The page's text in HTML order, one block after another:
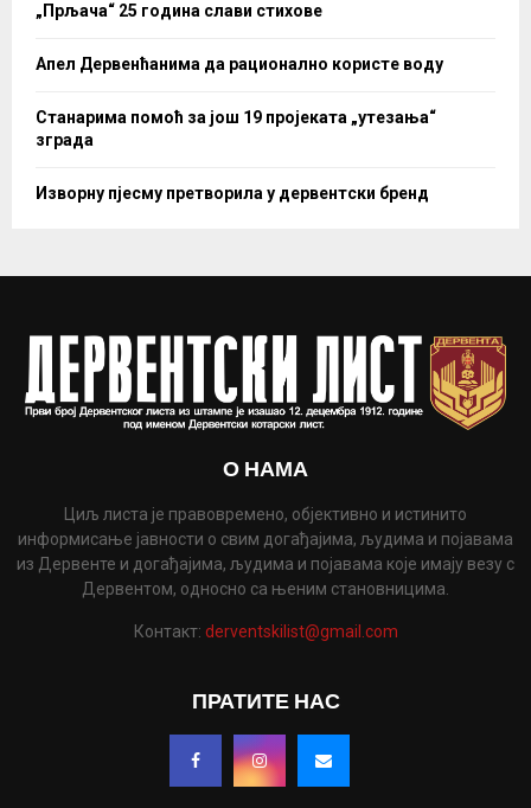
„Прљача“ 25 година слави стихове
Апел Дервенћанима да рационално користе воду
Станарима помоћ за још 19 пројеката „утезања“
зграда
Изворну пјесму претворила у дервентски бренд
О НАМА
Циљ листа је правовремено, објективно и истинито
информисање јавности о свим догађајима, људима и појавама
из Дервенте и догађајима, људима и појавама које имају везу с
Дервентом, односно са њеним становницима.
Контакт: derventskilist@gmail.com
ПРАТИТЕ НАС